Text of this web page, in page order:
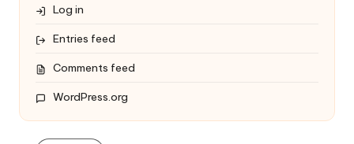
Log in
Entries feed
Comments feed
WordPress.org